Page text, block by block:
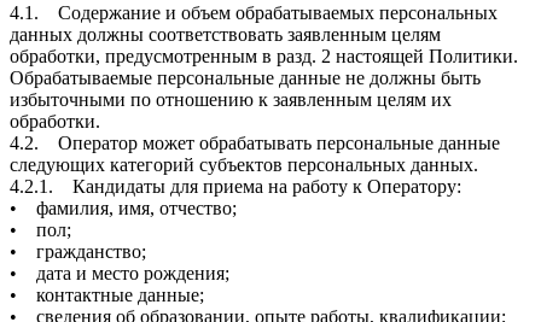
4.1. Содержание и объем обрабатываемых персональных
данных должны соответствовать заявленным целям
обработки, предусмотренным в разд. 2 настоящей Политики.
Обрабатываемые персональные данные не должны быть
избыточными по отношению к заявленным целям их
обработки.
4.2. Оператор может обрабатывать персональные данные
следующих категорий субъектов персональных данных.
4.2.1. Кандидаты для приема на работу к Оператору:
• фамилия, имя, отчество;
• пол;
• гражданство;
• дата и место рождения;
• контактные данные;
• сведения об образовании, опыте работы, квалификации;